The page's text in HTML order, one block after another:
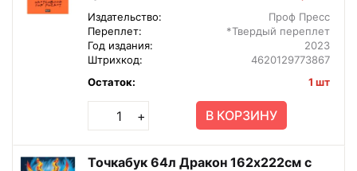
Издательство:
Проф Пресс
Переплет:
*Твердый переплет
Год издания:
2023
Штрихкод:
4620129773867
Остаток:
1 шт
+ В КОРЗИНУ
Точкабук 64л Дракон 162х222см с